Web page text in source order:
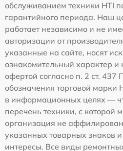
обслуживанием техники HTI
гарантийного периода. Наш
работает независимо и не
авторизации от
указанные на сайте, носят
ознакомительный характер и
офертой согласно п. 2 ст.
обозначения торговой марки
в информационных целях —
перечень техники, с которой
организация не
указанных товарных знаков
интересы. Все виды